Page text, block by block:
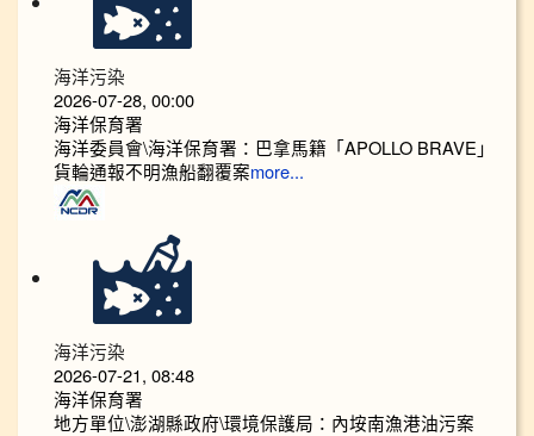
海洋污染
2026-07-28, 00:00
海洋保育署
海洋委員會\海洋保育署：巴拿馬籍「APOLLO BRAVE」
貨輪通報不明漁船翻覆案more...
海洋污染
2026-07-21, 08:48
海洋保育署
地方單位\澎湖縣政府\環境保護局：內垵南漁港油污案